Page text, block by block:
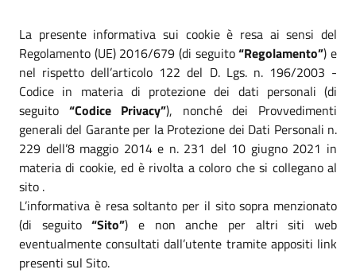
La presente informativa sui cookie è resa ai sensi del
Regolamento (UE) 2016/679 (di seguito“Regolamento”) e
nel rispetto dell’articolo 122 del D. Lgs. n. 196/2003 -
Codice in materia di protezione dei dati personali (di
seguito “Codice Privacy”), nonché dei Provvedimenti
generali del Garante per la Protezione dei Dati Personali n.
229 dell’8 maggio 2014 e n. 231 del 10 giugno 2021 in
materia di cookie, ed è rivolta a coloro che si collegano al
sito .
L’informativa è resa soltanto per il sito sopra menzionato
(di seguito“Sito”) e non anche per altri siti web
eventualmente consultati dall’utente tramite appositi link
presenti sul Sito.